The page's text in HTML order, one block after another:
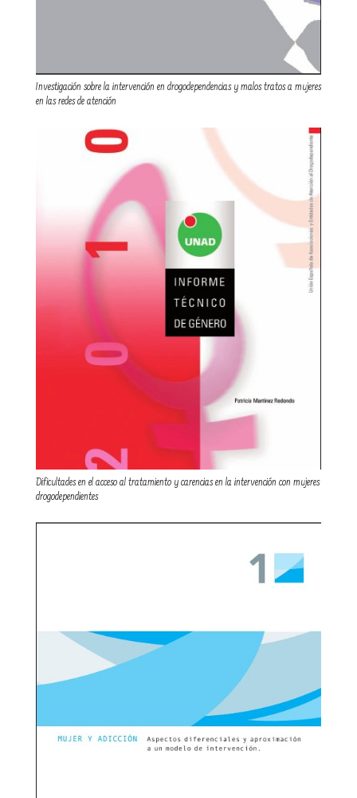
Investigación sobre la intervención en drogodependencias y malos tratos a mujeres
en las redes de atención
Dificultades en el acceso al tratamiento y carencias en la intervención con mujeres
drogodependientes